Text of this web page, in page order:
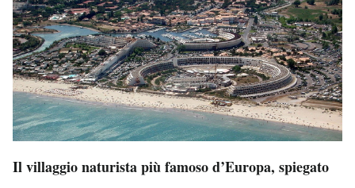
Il villaggio naturista più famoso d’Europa, spiegato